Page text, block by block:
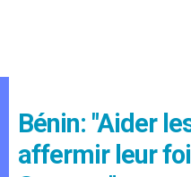
Bénin: "Aider
affermir leur